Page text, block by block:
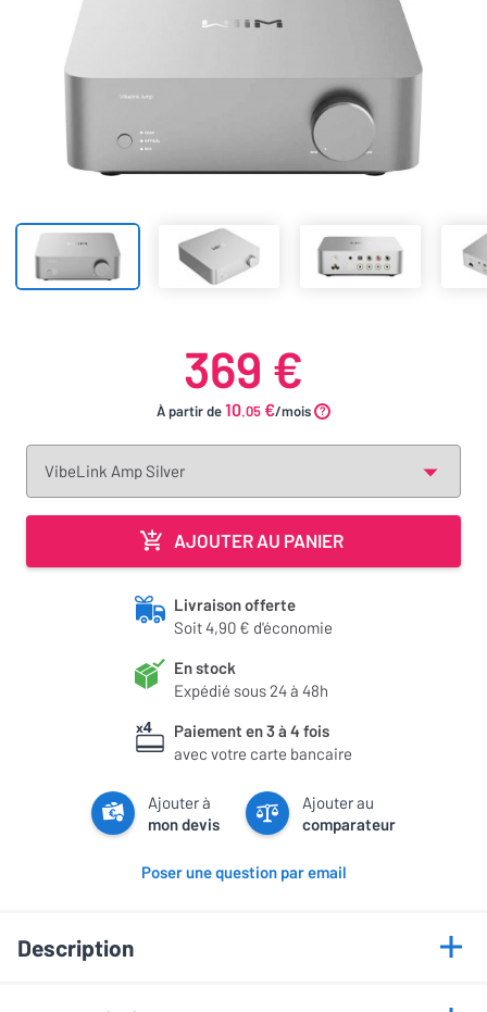
369 €
À partir de10.05 €/mois
AJOUTER AU PANIER
Livraison offerte
Soit 4,90 € d'économie
En stock
Expédié sous 24 à 48h
Paiement en 3 à 4 fois
avec votre carte bancaire
Ajouter à
mon devis
Ajouter au
comparateur
Poser une question par email
Description